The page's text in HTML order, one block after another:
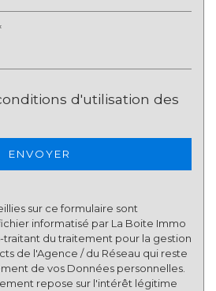
30,42 %
25 ans
ans
par famille
52,37 %
enfants
1,34 %
18,15 %
d'utilisation des
ENVOYER
sur ce formulaire sont
informatisé par La Boite Immo
traitant du traitement pour la gestion
de l'Agence / du Réseau qui reste
de vos Données personnelles.
repose sur l'intérêt légitime